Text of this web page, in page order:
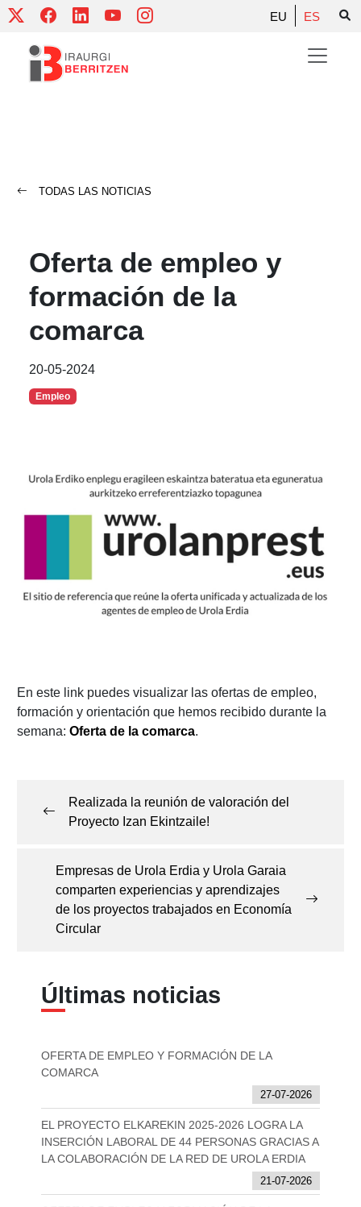
Skip
content
EU ES
TODAS LAS NOTICIAS
Oferta de empleo y
formación de la
comarca
20-05-2024
Empleo
En este link puedes visualizar las ofertas de empleo,
formación y orientación que hemos recibido durante la
semana: Oferta de la comarca.
entradas
Realizada la reunión de valoración del
Proyecto Izan Ekintzaile!
Empresas de Urola Erdia y Urola Garaia
comparten experiencias y aprendizajes
de los proyectos trabajados en Economía
Circular
Últimas noticias
OFERTA DE EMPLEO Y FORMACIÓN DE LA
COMARCA
27-07-2026
EL PROYECTO ELKAREKIN 2025-2026 LOGRA LA
INSERCIÓN LABORAL DE 44 PERSONAS GRACIAS A
LA COLABORACIÓN DE LA RED DE UROLA ERDIA
21-07-2026